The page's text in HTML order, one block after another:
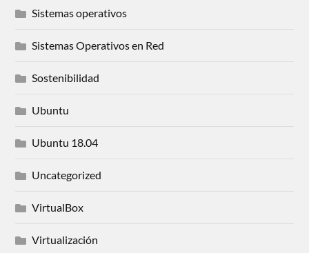
Sistemas operativos
Sistemas Operativos en Red
Sostenibilidad
Ubuntu
Ubuntu 18.04
Uncategorized
VirtualBox
Virtualización